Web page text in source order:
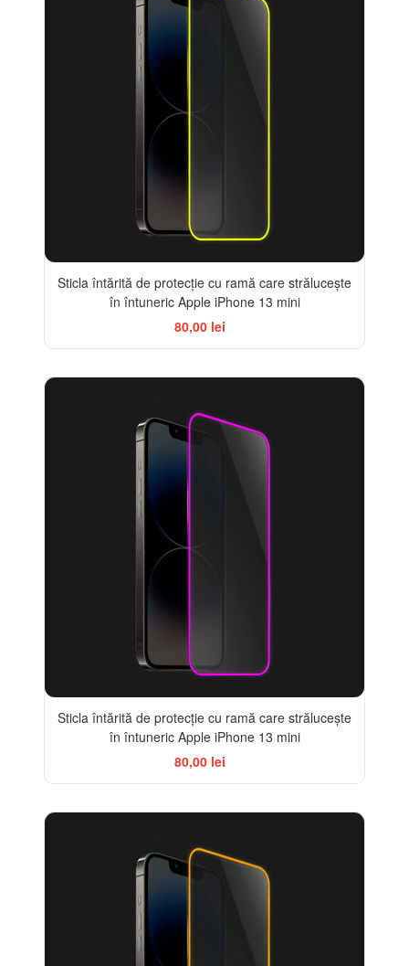
Sticla întărită de protecție cu ramă care strălucește
în întuneric Apple iPhone 13 mini
80,00 lei
Sticla întărită de protecție cu ramă care strălucește
în întuneric Apple iPhone 13 mini
80,00 lei